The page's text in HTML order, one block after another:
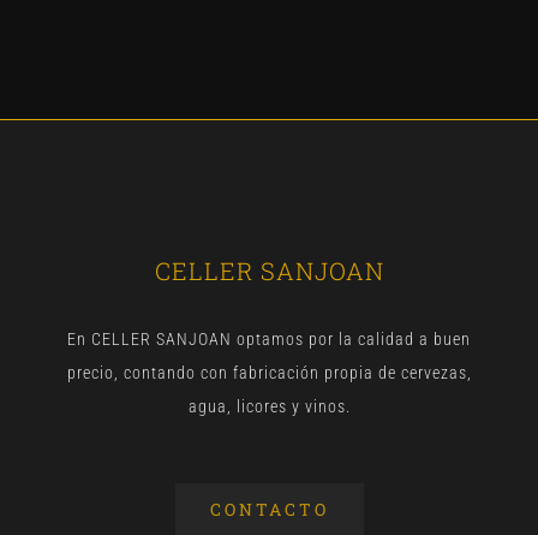
CELLER SANJOAN
En CELLER SANJOAN optamos por la calidad a buen
precio, contando con fabricación propia de cervezas,
agua, licores y vinos.
CONTACTO